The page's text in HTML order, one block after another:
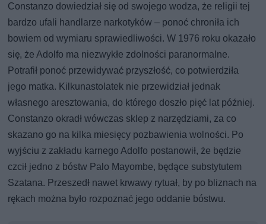
Constanzo dowiedział się od swojego wodza, że religii tej
bardzo ufali handlarze narkotyków – ponoć chroniła ich
bowiem od wymiaru sprawiedliwości. W 1976 roku okazało
się, że Adolfo ma niezwykłe zdolności paranormalne.
Potrafił ponoć przewidywać przyszłość, co potwierdziła
jego matka. Kilkunastolatek nie przewidział jednak
własnego aresztowania, do którego doszło pięć lat później.
Constanzo okradł wówczas sklep z narzędziami, za co
skazano go na kilka miesięcy pozbawienia wolności. Po
wyjściu z zakładu karnego Adolfo postanowił, że będzie
czcił jedno z bóstw Palo Mayombe, będące substytutem
Szatana. Przeszedł nawet krwawy rytuał, by po bliznach na
rękach można było rozpoznać jego oddanie bóstwu.